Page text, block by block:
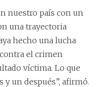
nuestro país con un
una trayectoria
hecho una lucha
el crimen
víctima. Lo que
y un después”, afirmó.